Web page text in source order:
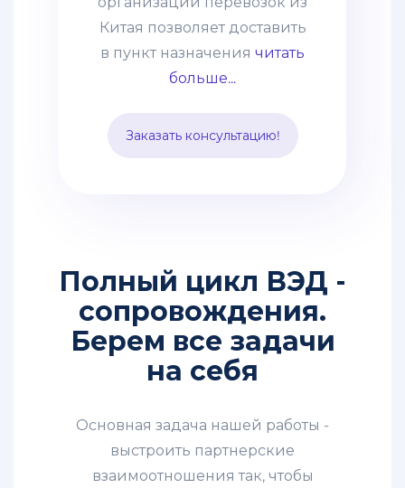
Китая позволяет доставить
в пункт назначения читать
больше...
Заказать консультацию!
оборудование, технику.
Часто применяется
практика сборных грузов,
что позволяет сократить
транспортные расходы.
Полный цикл ВЭД -
сопровождения.
Берем все задачи
на себя
Основная задача нашей работы -
выстроить партнерские
взаимоотношения так, чтобы